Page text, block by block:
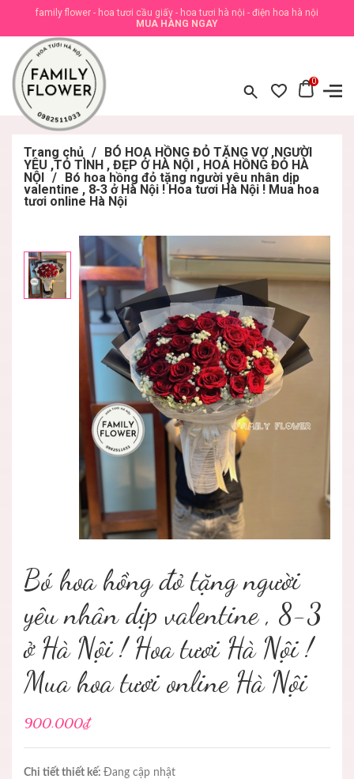
family flower - hoa tươi cầu giấy - hoa tươi hà nội - điện hoa hà nội
MUA HÀNG NGAY
0
Trang chủ / BÓ HOA HỒNG ĐỎ TẶNG VỢ ,NGƯỜI
YÊU ,TỎ TÌNH , ĐẸP Ở HÀ NỘI , HOA HỒNG ĐỎ HÀ
NỘI / Bó hoa hồng đỏ tặng người yêu nhân dịp
valentine , 8-3 ở Hà Nội ! Hoa tươi Hà Nội ! Mua hoa
tươi online Hà Nội
Bó hoa hồng đỏ tặng người
yêu nhân dịp valentine , 8-3
ở Hà Nội ! Hoa tươi Hà Nội !
Mua hoa tươi online Hà Nội
900.000₫
Chi tiết thiết kế: Đang cập nhật